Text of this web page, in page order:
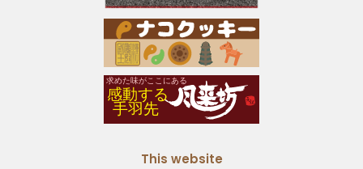
This website